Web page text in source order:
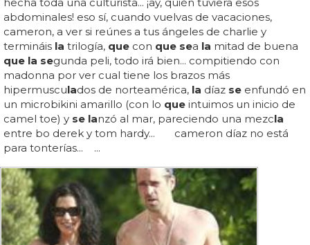
abdominales! eso sí, cuando vuelvas de vacaciones,
cameron, a ver si reúnes a tus ángeles de charlie y
termináis la trilogía, que con que sea la mitad de buena
que la segunda peli, todo irá bien... compitiendo con
madonna por ver cual tiene los brazos más
hipermusculados de norteamérica, la díaz se enfundó en
un microbikini amarillo (con lo que intuimos un inicio de
camel toe) y se lanzó al mar, pareciendo una mezcla
entre bo derek y tom hardy... cameron díaz no está
para tonterías... ...